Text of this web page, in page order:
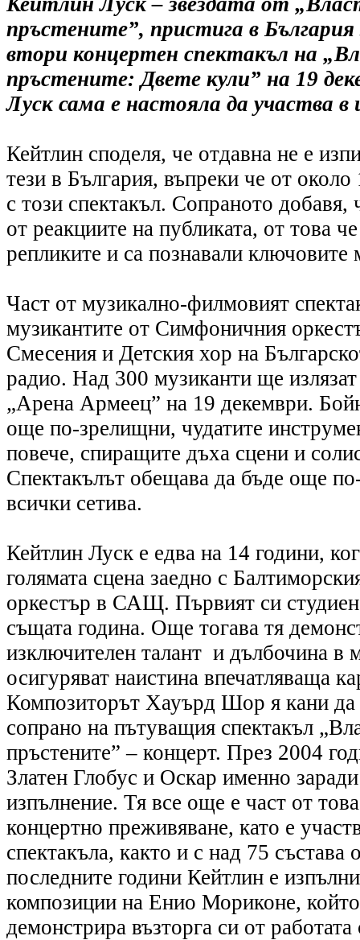
пръстените”, пристига в България
втори концертен спектакъл на
пръстените: Двете кули” на 19
Луск сама е настояла да участва
Кейтлин споделя, че отдавна не е
тези в България, въпреки че от
с този спектакъл. Сопраното добавя,
от реакциите на публиката, от това
репликите и са познавали
Част от музикално-филмовият
музикантите от Симфоничния
Смесения и Детския хор на
радио. Над 300 музиканти ще излязат
„Арена Армеец” на 19 декември.
още по-зрелищни, чудатите
повече, спиращите дъха сцени и
Спектакълът обещава да бъде още
всички сетива.
Кейтлин Луск е едва на 14 години,
голямата сцена заедно с
оркестър в САЩ. Първият си студиен
същата година. Още тогава тя
изключителен талант и дълбочина в
осигуряват наистина впечатляваща
Композиторът Хауърд Шор я кани да
сопрано на пътуващия спектакъл
пръстените” – концерт. През 2004
Златен Глобус и Оскар именно
изпълнение. Тя все още е част от
концертно преживяване, като е
спектакъла, както и с над 75 състава
последните години Кейтлин е
композиции на Енио Мориконе,
демонстрира възторга си от работата